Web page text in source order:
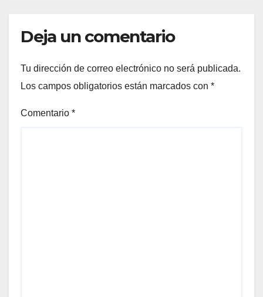
Deja un comentario
Tu dirección de correo electrónico no será publicada.
Los campos obligatorios están marcados con *
Comentario *